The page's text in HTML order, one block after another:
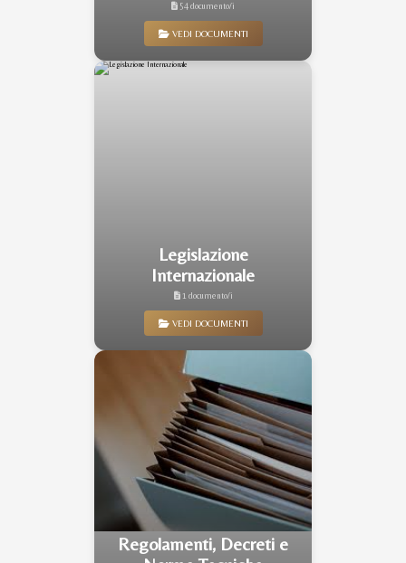
54 documento/i
VEDI DOCUMENTI
Legislazione
Internazionale
1 documento/i
VEDI DOCUMENTI
Regolamenti, Decreti e